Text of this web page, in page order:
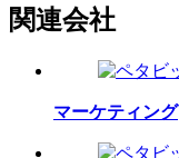
関連会社
マーケティング